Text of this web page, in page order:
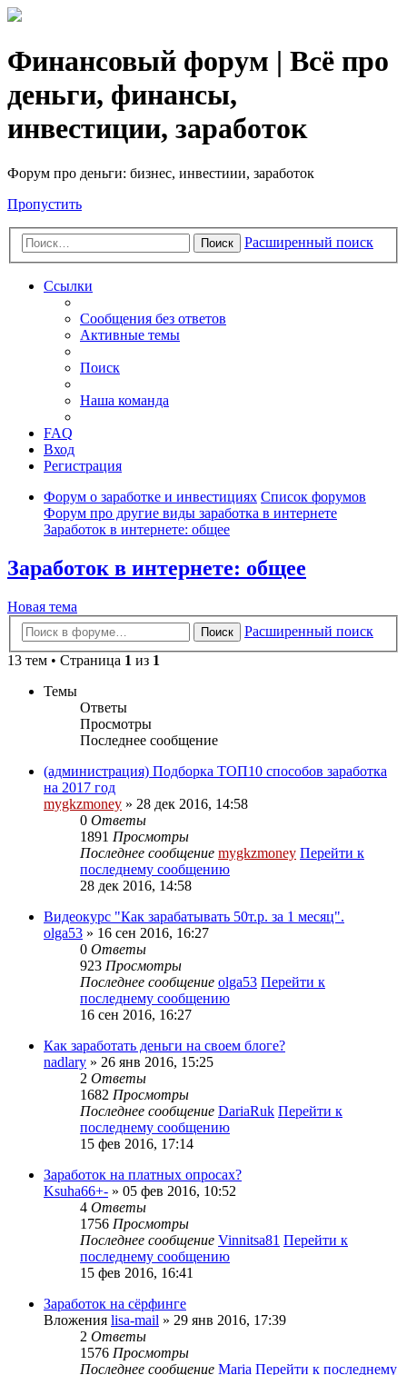
Финансовый форум | Всё про
деньги, финансы,
инвестиции, заработок
Форум про деньги: бизнес, инвестиии, заработок
Пропустить
Поиск Расширенный поиск
Ссылки
Сообщения без ответов
Активные темы
Поиск
Наша команда
FAQ
Вход
Регистрация
Форум о заработке и инвестициях Список форумов
Форум про другие виды заработка в интернете
Заработок в интернете: общее
Заработок в интернете: общее
Новая тема
Поиск
Расширенный поиск
13 тем • Страница 1 из 1
Темы
Ответы
Просмотры
Последнее сообщение
(администрация) Подборка ТОП10 способов заработка
на 2017 год
mygkzmoney » 28 дек 2016, 14:58
0 Ответы
1891 Просмотры
Последнее сообщение mygkzmoney Перейти к
последнему сообщению
28 дек 2016, 14:58
Видеокурс "Как зарабатывать 50т.р. за 1 месяц".
olga53 » 16 сен 2016, 16:27
0 Ответы
923 Просмотры
Последнее сообщение olga53 Перейти к
последнему сообщению
16 сен 2016, 16:27
Как заработать деньги на своем блоге?
nadlary » 26 янв 2016, 15:25
2 Ответы
1682 Просмотры
Последнее сообщение DariaRuk Перейти к
последнему сообщению
15 фев 2016, 17:14
Заработок на платных опросах?
Ksuha66+- » 05 фев 2016, 10:52
4 Ответы
1756 Просмотры
Последнее сообщение Vinnitsa81 Перейти к
последнему сообщению
15 фев 2016, 16:41
Заработок на сёрфинге
Вложения lisa-mail » 29 янв 2016, 17:39
2 Ответы
1576 Просмотры
Последнее сообщение Maria Перейти к последнему